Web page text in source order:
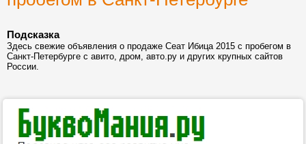
Подсказка
Здесь свежие объявления о продаже Сеат Ибица 2015 с пробегом в
Санкт-Петербурге с авито, дром, авто.ру и других крупных сайтов
России.